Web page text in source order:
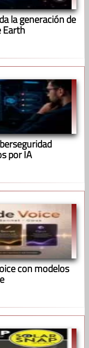
la generación de
Earth
por IA
con modelos